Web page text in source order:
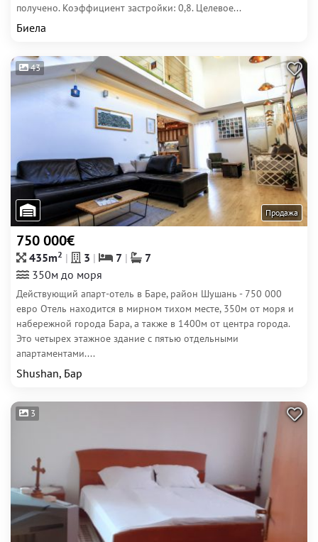
получено. Коэффициент застройки: 0,8. Целевое...
Биела
43
Продажа
750 000€
435m2 3 7
7
350м до моря
Действующий апарт-отель в Баре, район Шушань - 750 000
евро Отель находится в мирном тихом месте, 350м от моря и
набережной города Бара, а также в 1400м от центра города.
Это четырех этажное здание с пятью отдельными
апартаментами....
Shushan, Бар
3